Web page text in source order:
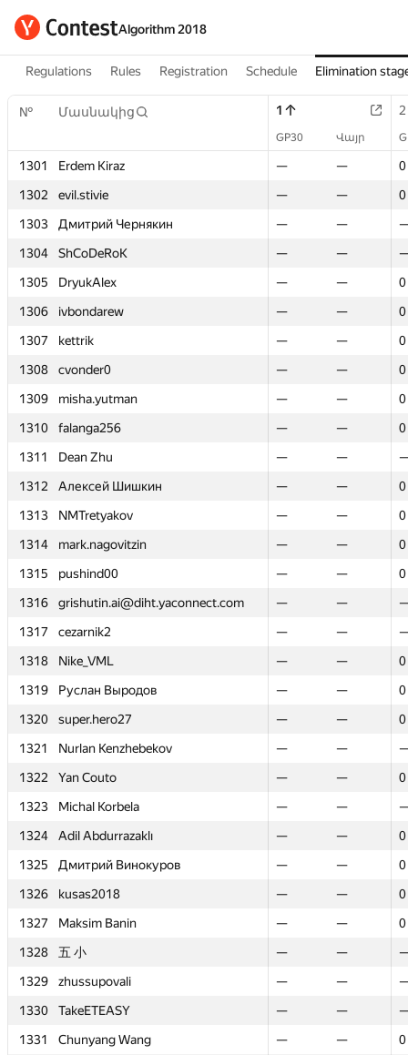
Algorithm 2018
Regulations Rules Registration Schedule Elimination
№ Մասնակից 1 2
GP30 Վայր
1301 Erdem Kiraz — —
0
1302
evil.stivie — —
0
1303
Дмитрий Чернякин — —
1304
ShCoDeRoK — —
1305
DryukAlex — —
0
1306
ivbondarew — —
0
1307
kettrik — —
0
1308
cvonder0 — —
0
1309
misha.yutman — —
0
1310
falanga256 — —
0
1311
Dean Zhu — —
1312
Алексей Шишкин — —
0
1313
NMTretyakov — —
0
1314
mark.nagovitzin — —
0
1315
pushind00 — —
0
1316
grishutin.ai@diht.yaconnect.com — —
1317
cezarnik2 — —
1318
Nike_VML — —
0
1319
Руслан Выродов — —
0
1320
super.hero27 — —
0
1321
Nurlan Kenzhebekov — —
1322
Yan Couto — —
0
1323
Michal Korbela — —
1324
Adil Abdurrazaklı — —
0
1325
Дмитрий Винокуров — —
0
1326
kusas2018 — —
0
1327
Maksim Banin — —
0
1328
五 小 — —
1329
zhussupovali — —
1330
TakeETEASY — —
1331
Chunyang Wang — —
0
№ Մասնակից 1 2
GP30 Վայր
1301 Erdem Kiraz — —
0
1302
evil.stivie — —
0
1303
Дмитрий Чернякин — —
1304
ShCoDeRoK — —
1305
DryukAlex — —
0
1306
ivbondarew — —
0
1307
kettrik — —
0
1308
cvonder0 — —
0
1309
misha.yutman — —
0
1310
falanga256 — —
0
1311
Dean Zhu — —
1312
Алексей Шишкин — —
0
1313
NMTretyakov — —
0
1314
mark.nagovitzin — —
0
1315
pushind00 — —
0
1316
grishutin.ai@diht.yaconnect.com — —
1317
cezarnik2 — —
1318
Nike_VML — —
0
1319
Руслан Выродов — —
0
1320
super.hero27 — —
0
1321
Nurlan Kenzhebekov — —
1322
Yan Couto — —
0
1323
Michal Korbela — —
1324
Adil Abdurrazaklı — —
0
1325
Дмитрий Винокуров — —
0
1326
kusas2018 — —
0
1327
Maksim Banin — —
0
1328
五 小 — —
1329
zhussupovali — —
1330
TakeETEASY — —
1331
Chunyang Wang — —
0